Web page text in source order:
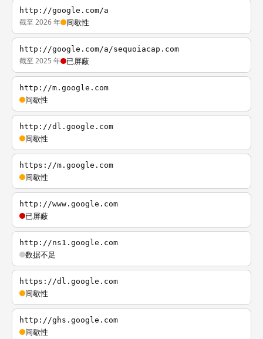
http://google.com/a
截至 2026 年 间歇性
http://google.com/a/sequoiacap.com
截至 2025 年 已屏蔽
http://m.google.com
间歇性
http://dl.google.com
间歇性
https://m.google.com
间歇性
http://www.google.com
已屏蔽
http://ns1.google.com
数据不足
https://dl.google.com
间歇性
http://ghs.google.com
间歇性